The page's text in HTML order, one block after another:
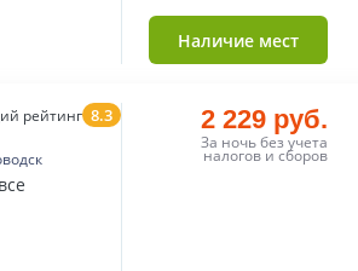
Наличие мест
рейтинг 8.3 2 229 руб.
За ночь без учета
налогов и сборов